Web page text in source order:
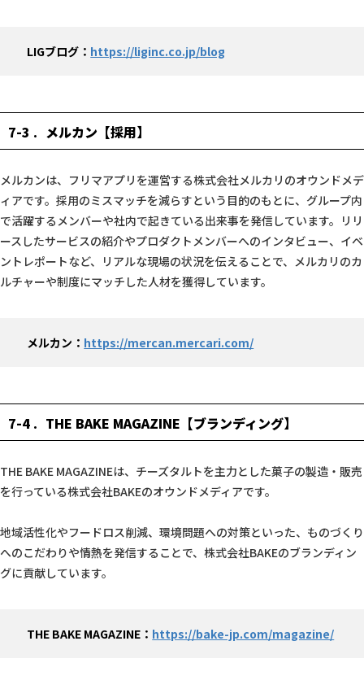
LIGブログ： https://liginc.co.jp/blog
7-3 メルカン【採用】
メルカンは、フリマアプリを運営する株式会社メルカリのオウンドメデ
ィアです。採用のミスマッチを減らすという目的のもとに、グループ内
で活躍するメンバーや社内で起きている出来事を発信しています。リリ
ースしたサービスの紹介やプロダクトメンバーへのインタビュー、イベ
ントレポートなど、リアルな現場の状況を伝えることで、メルカリのカ
ルチャーや制度にマッチした人材を獲得しています。
メルカン： https://mercan.mercari.com/
7-4 THE BAKE MAGAZINE【ブランディング】
THE BAKE MAGAZINEは、チーズタルトを主力とした菓子の製造・販売
を行っている株式会社BAKEのオウンドメディアです。
地域活性化やフードロス削減、環境問題への対策といった、ものづくり
へのこだわりや情熱を発信することで、株式会社BAKEのブランディン
グに貢献しています。
THE BAKE MAGAZINE： https://bake-jp.com/magazine/